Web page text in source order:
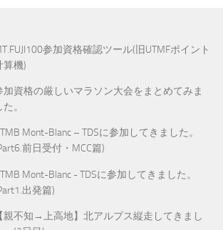
参加資格確認ツール(旧UTMFポイント
算機)
加資格の厳しいマラソン大会をまとめてみま
た。
Mont-Blanc – TDSに参加してきました。
前日受付・MCC篇)
Mont-Blanc - TDSに参加してきました。
出発篇)
【親不知→上高地】北アルプス縦走してきまし